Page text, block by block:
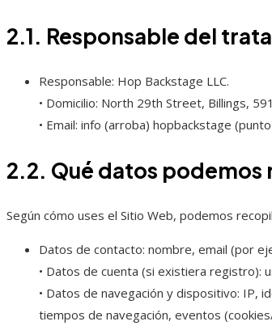
2.1. Responsable del
Responsable: Hop Backstage LLC.
• Domicilio: North 29th Street, Billings,
• Email: info (arroba) hopbackstage
2.2. Qué datos podemos
Según cómo uses el Sitio Web, podemos
Datos de contacto: nombre, email (por
• Datos de cuenta (si existiera registro):
• Datos de navegación y dispositivo: IP,
tiempos de navegación, eventos